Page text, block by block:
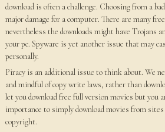
download is often a challenge. Choosing from a
major damage for a computer. There are many
nevertheless the downloads might have Trojans
your pc. Spyware is yet another issue that may
personally.
Piracy is an additional issue to think about. We
and mindful of copy write laws, rather than
let you download free full version movies but you
importance to simply download movies from
copyright.